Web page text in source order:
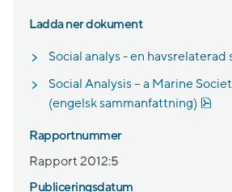
Ladda ner dokument
Social analys - en havsrelaterad
Social Analysis – a Marine
(engelsk sammanfattning)
Rapportnummer
Rapport 2012:5
Publiceringsdatum